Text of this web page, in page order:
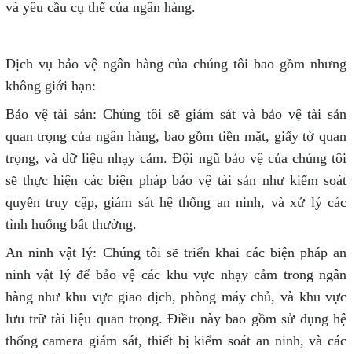
và yêu cầu cụ thể của ngân hàng.
Dịch vụ bảo vệ ngân hàng của chúng tôi bao gồm nhưng
không giới hạn:
Bảo vệ tài sản: Chúng tôi sẽ giám sát và bảo vệ tài sản
quan trọng của ngân hàng, bao gồm tiền mặt, giấy tờ quan
trọng, và dữ liệu nhạy cảm. Đội ngũ bảo vệ của chúng tôi
sẽ thực hiện các biện pháp bảo vệ tài sản như kiểm soát
quyền truy cập, giám sát hệ thống an ninh, và xử lý các
tình huống bất thường.
An ninh vật lý: Chúng tôi sẽ triển khai các biện pháp an
ninh vật lý để bảo vệ các khu vực nhạy cảm trong ngân
hàng như khu vực giao dịch, phòng máy chủ, và khu vực
lưu trữ tài liệu quan trọng. Điều này bao gồm sử dụng hệ
thống camera giám sát, thiết bị kiểm soát an ninh, và các